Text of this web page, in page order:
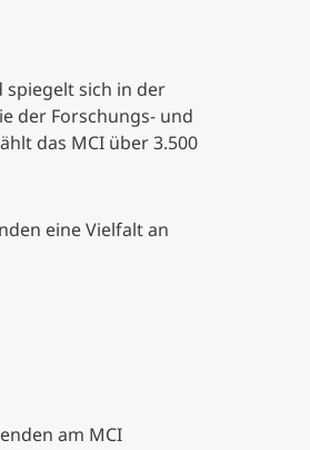
sich in der
der Forschungs- und
das MCI über 3.500
eine Vielfalt an
am MCI